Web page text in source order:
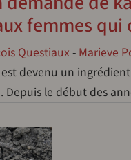
femmes
Questiaux- Marieve
devenu un
Depuis le début des